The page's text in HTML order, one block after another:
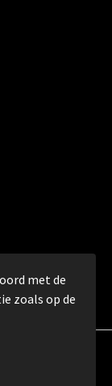
met de
zoals op de